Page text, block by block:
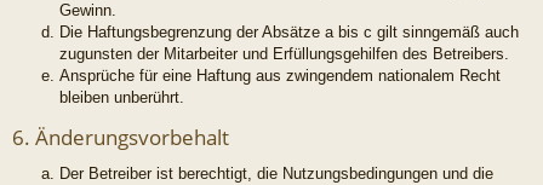
Gewinn.
Die Haftungsbegrenzung der Absätze a bis c gilt sinngemäß auch
zugunsten der Mitarbeiter und Erfüllungsgehilfen des Betreibers.
Ansprüche für eine Haftung aus zwingendem nationalem Recht
bleiben unberührt.
6. Änderungsvorbehalt
Der Betreiber ist berechtigt, die Nutzungsbedingungen und die